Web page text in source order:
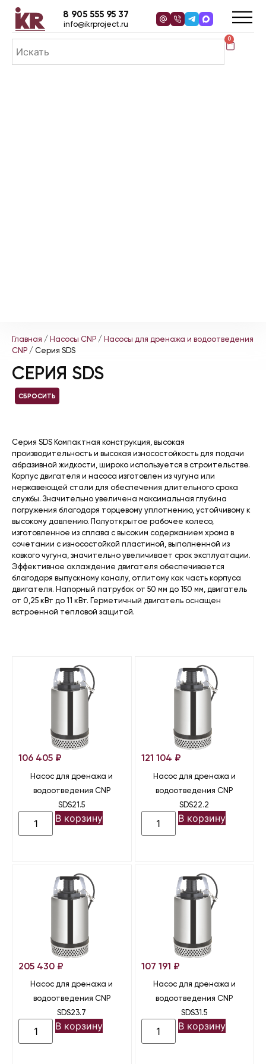
0
8 905 555 95 37
info@ikrproject.ru
Главная / Насосы CNP / Насосы для дренажа и водоотведения
CNP / Серия SDS
СЕРИЯ SDS
СБРОСИТЬ
Серия SDS Компактная конструкция, высокая
производительность и высокая износостойкость для подачи
абразивной жидкости, широко используется в строительстве.
Корпус двигателя и насоса изготовлен из чугуна или
нержавеющей стали для обеспечения длительного срока
службы. Значительно увеличена максимальная глубина
погружения благодаря торцевому уплотнению, устойчивому к
высокому давлению. Полуоткрытое рабочее колесо,
изготовленное из сплава с высоким содержанием хрома в
сочетании с износостойкой пластиной, выполненной из
ковкого чугуна, значительно увеличивает срок эксплуатации.
Эффективное охлаждение двигателя обеспечивается
благодаря выпускному каналу, отлитому как часть корпуса
двигателя. Напорный патрубок от 50 мм до 150 мм, двигатель
от 0,25 кВт до 11 кВт. Герметичный двигатель оснащен
встроенной тепловой защитой.
106 405 ₽
Насос для дренажа и
водоотведения CNP
SDS21.5
В корзину
121 104 ₽
Насос для дренажа и
водоотведения CNP
SDS22.2
В корзину
205 430 ₽
Насос для дренажа и
водоотведения CNP
SDS23.7
В корзину
107 191 ₽
Насос для дренажа и
водоотведения CNP
SDS31.5
В корзину